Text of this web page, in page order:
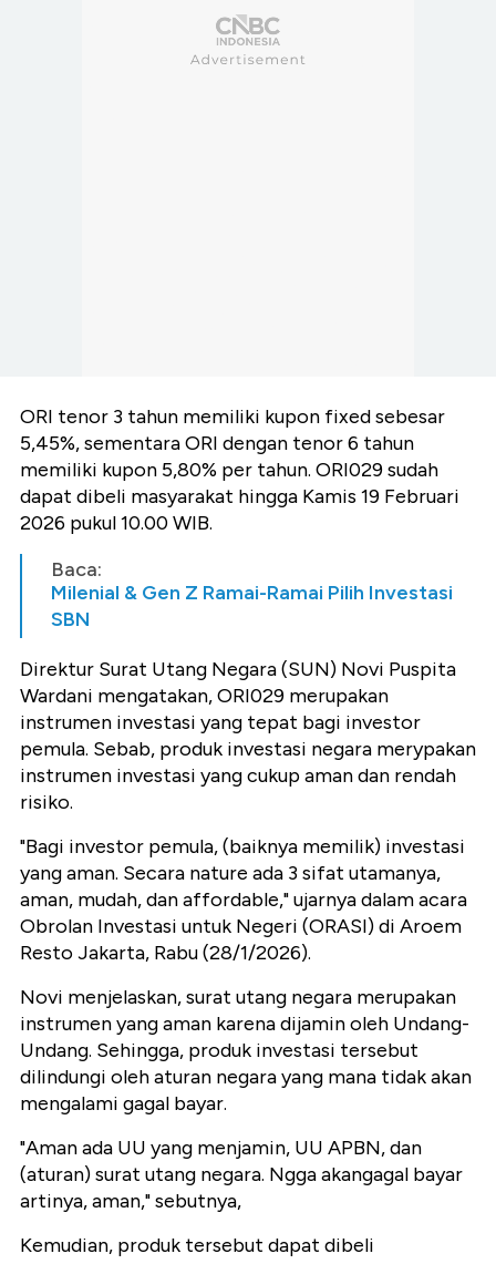
ORI tenor 3 tahun memiliki kupon fixed sebesar
5,45%, sementara ORI dengan tenor 6 tahun
memiliki kupon 5,80% per tahun. ORI029 sudah
dapat dibeli masyarakat hingga Kamis 19 Februari
2026 pukul 10.00 WIB.
Baca:
Milenial & Gen Z Ramai-Ramai Pilih Investasi
SBN
Direktur Surat Utang Negara (SUN) Novi Puspita
Wardani mengatakan, ORI029 merupakan
instrumen investasi yang tepat bagi investor
pemula. Sebab, produk investasi negara merypakan
instrumen investasi yang cukup aman dan rendah
risiko.
"Bagi investor pemula, (baiknya memilik) investasi
yang aman. Secara nature ada 3 sifat utamanya,
aman, mudah, dan affordable," ujarnya dalam acara
Obrolan Investasi untuk Negeri (ORASI) di Aroem
Resto Jakarta, Rabu (28/1/2026).
Novi menjelaskan, surat utang negara merupakan
instrumen yang aman karena dijamin oleh Undang-
Undang. Sehingga, produk investasi tersebut
dilindungi oleh aturan negara yang mana tidak akan
mengalami gagal bayar.
"Aman ada UU yang menjamin, UU APBN, dan
(aturan) surat utang negara. Ngga akangagal bayar
artinya, aman," sebutnya,
Kemudian, produk tersebut dapat dibeli